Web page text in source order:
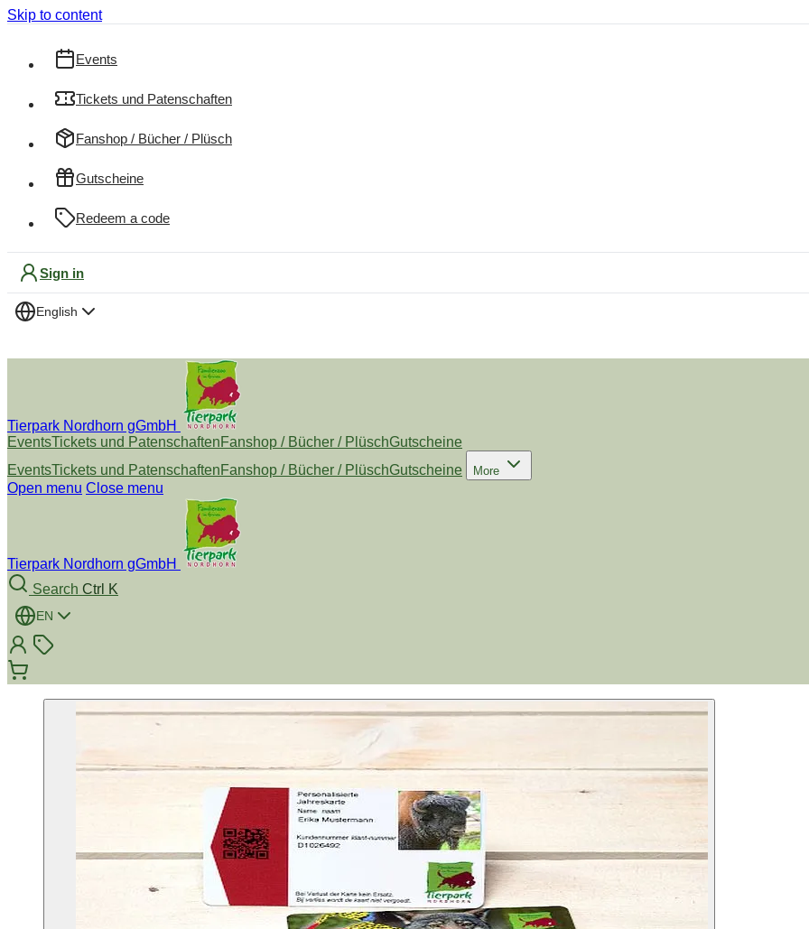
Skip to content
Events
Tickets und Patenschaften
Fanshop / Bücher / Plüsch
Gutscheine
Redeem a code
Sign in
English
Tierpark Nordhorn gGmbH
EventsTickets und PatenschaftenFanshop / Bücher / PlüschGutscheine
EventsTickets und PatenschaftenFanshop / Bücher / PlüschGutscheine More
Open menu Close menu
Tierpark Nordhorn gGmbH
Search Ctrl K
EN